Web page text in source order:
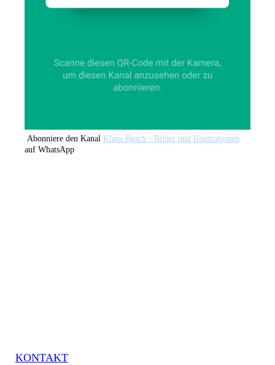
Abonniere den Kanal Klaus Busch - Bilder und Illustrationen
auf WhatsApp
KONTAKT